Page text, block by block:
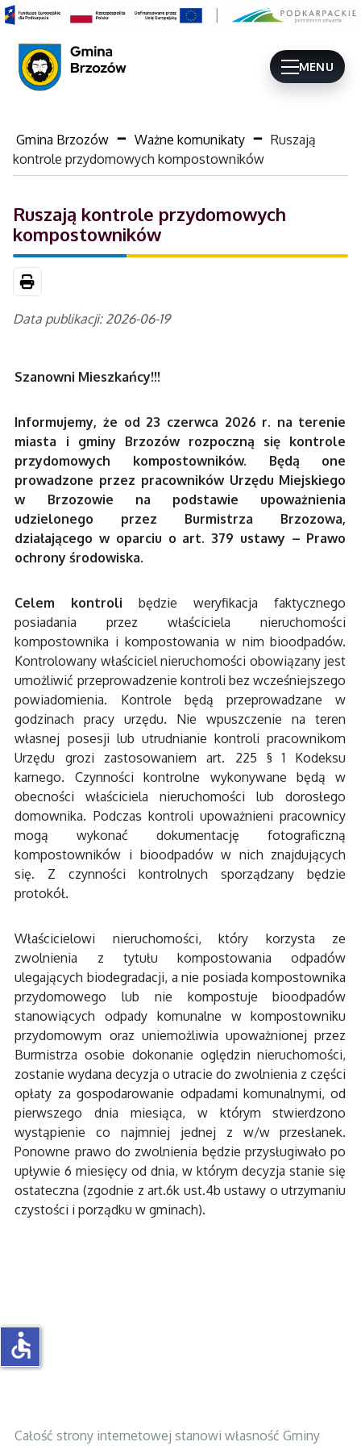
MENU
Gmina Brzozów Ważne komunikaty
Ruszają
kontrole przydomowych kompostowników
Ruszają kontrole przydomowych
kompostowników
Drukuj
Data publikacji: 2026-06-19
Szanowni Mieszkańcy!!!
Informujemy, że od 23 czerwca 2026 r. na terenie
miasta i gminy Brzozów rozpoczną się kontrole
przydomowych kompostowników. Będą one
prowadzone przez pracowników Urzędu Miejskiego
w Brzozowie na podstawie upoważnienia
udzielonego przez Burmistrza Brzozowa,
działającego w oparciu o art. 379 ustawy – Prawo
ochrony środowiska.
Celem kontrolibędzie weryfikacja faktycznego
posiadania przez właściciela nieruchomości
kompostownika i kompostowania w nim bioodpadów.
Kontrolowany właściciel nieruchomości obowiązany jest
umożliwić przeprowadzenie kontroli bez wcześniejszego
powiadomienia. Kontrole będą przeprowadzane w
godzinach pracy urzędu. Nie wpuszczenie na teren
własnej posesji lub utrudnianie kontroli pracownikom
Urzędu grozi zastosowaniem art. 225 § 1 Kodeksu
karnego. Czynności kontrolne wykonywane będą w
obecności właściciela nieruchomości lub dorosłego
domownika. Podczas kontroli upoważnieni pracownicy
mogą wykonać dokumentację fotograficzną
kompostowników i bioodpadów w nich znajdujących
się. Z czynności kontrolnych sporządzany będzie
protokół.
Właścicielowi nieruchomości, który korzysta ze
zwolnienia z tytułu kompostowania odpadów
ulegających biodegradacji, a nie posiada kompostownika
przydomowego lub nie kompostuje bioodpadów
stanowiących odpady komunalne w kompostowniku
przydomowym oraz uniemożliwia upoważnionej przez
Burmistrza osobie dokonanie oględzin nieruchomości,
zostanie wydana decyzja o utracie do zwolnienia z części
opłaty za gospodarowanie odpadami komunalnymi, od
pierwszego dnia miesiąca, w którym stwierdzono
wystąpienie co najmniej jednej z w/w przesłanek.
Ponowne prawo do zwolnienia będzie przysługiwało po
upływie 6 miesięcy od dnia, w którym decyzja stanie się
ostateczna (zgodnie z art.6k ust.4b ustawy o utrzymaniu
czystości i porządku w gminach).
Całość strony internetowej stanowi własność Gminy
accessible